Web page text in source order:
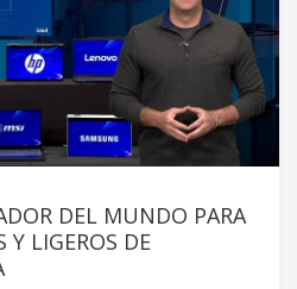
DEL MUNDO PARA
Y LIGEROS DE